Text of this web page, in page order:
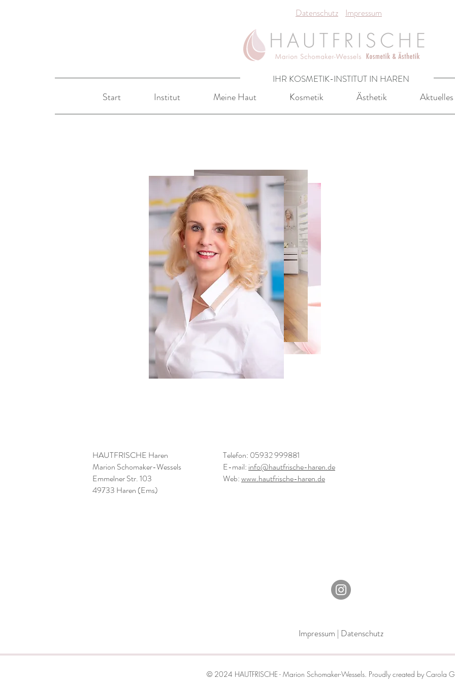
Datenschutz Impressum
IHR KOSMETIK-INSTITUT IN HAREN
Start Institut Meine Haut Kosmetik Ästhetik Aktuelles
HAUTFRISCHE Haren
Marion Schomaker-Wessels
Emmelner Str. 103
49733 Haren (Ems)
Telefon: 05932 999881
E-mail: info@hautfrische-haren.de
Web:www.hautfrische-haren.de
Impressum | Datenschutz
© 2024 HAUTFRISCHE - Marion Schomaker-Wessels. Proudly created by Carola